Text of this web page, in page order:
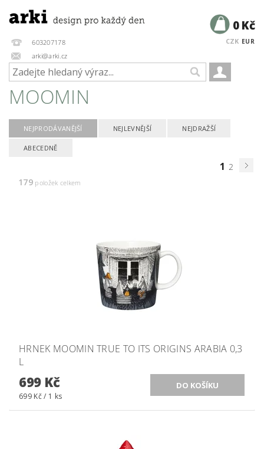
603207178
arki@arki.cz
CZK EUR
0 Kč
MOOMIN
NEJPRODÁVANĚJŠÍ NEJLEVNĚJŠÍ NEJDRAŽŠÍ
ABECEDNĚ
1 2
179položek celkem
HRNEK MOOMIN TRUE TO ITS ORIGINS ARABIA 0,3
L
699 Kč
699 Kč / 1 ks